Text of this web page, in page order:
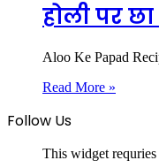
होली पर
Aloo Ke Papad
Read More »
Follow Us
This widget